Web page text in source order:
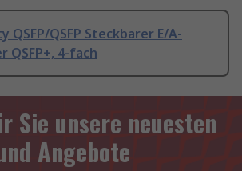
QSFP/QSFP Steckbarer E/A-
QSFP+, 4-fach
Sie unsere neuesten
Angebote